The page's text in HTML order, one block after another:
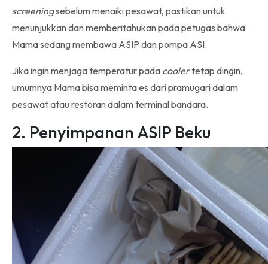
screeningsebelum menaiki pesawat, pastikan untuk
menunjukkan dan memberitahukan pada petugas bahwa
Mama sedang membawa ASIP dan pompa ASI.
Jika ingin menjaga temperatur pada coolertetap dingin,
umumnya Mama bisa meminta es dari pramugari dalam
pesawat atau restoran dalam terminal bandara.
2. Penyimpanan ASIP Beku